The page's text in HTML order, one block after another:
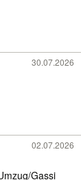
30.07.2026
02.07.2026
Gassi